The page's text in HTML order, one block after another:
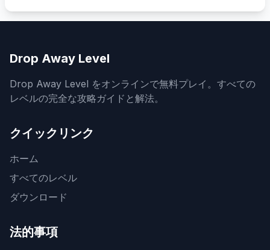
Drop Away Level
Drop Away Level をオンラインで無料プレイ。すべての
レベルの完全な攻略ガイドと解法。
クイックリンク
ホーム
すべてのレベル
ダウンロード
法的事項